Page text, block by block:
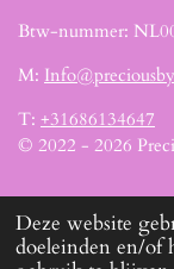
Deze website
doeleinden en/of
Btw-nummer:
M:
T: +31686134647
© 2022 - 2026